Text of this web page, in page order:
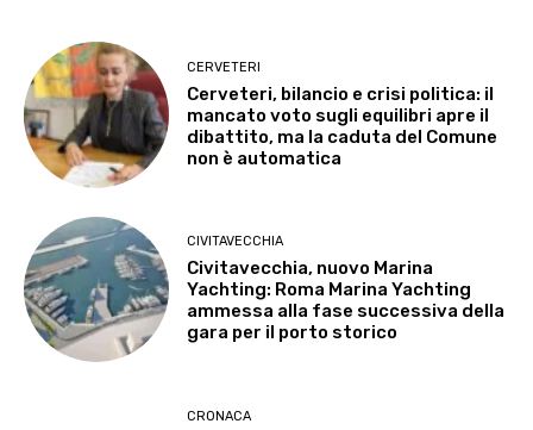
CERVETERI
Cerveteri, bilancio e crisi politica: il
mancato voto sugli equilibri apre il
dibattito, ma la caduta del Comune
non è automatica
CIVITAVECCHIA
Civitavecchia, nuovo Marina
Yachting: Roma Marina Yachting
ammessa alla fase successiva della
gara per il porto storico
CRONACA